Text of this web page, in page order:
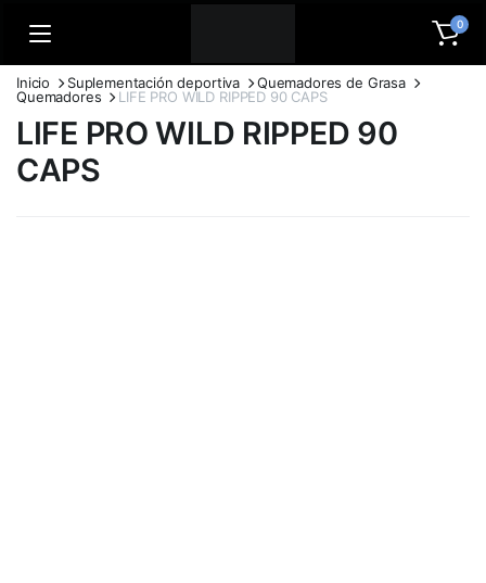
0
Inicio Suplementación deportiva
Quemadores de Grasa
Quemadores
LIFE PRO WILD RIPPED 90 CAPS
LIFE PRO WILD RIPPED 90
CAPS